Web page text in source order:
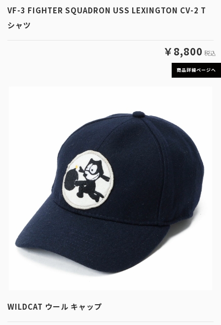
VF-3 FIGHTER SQUADRON USS LEXINGTON CV-2 T
シャツ
￥8,800 税込
商品詳細ページへ
WILDCAT ウール キャップ